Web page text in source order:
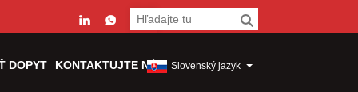
DOPYT KONTAKTUJTE NÁS Slovenský jazyk